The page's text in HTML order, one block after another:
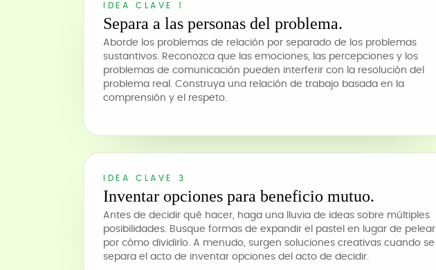
IDEA CLAVE 1
Separa a las personas del problema.
Aborde los problemas de relación por separado de los problemas
sustantivos. Reconozca que las emociones, las percepciones y los
problemas de comunicación pueden interferir con la resolución del
problema real. Construya una relación de trabajo basada en la
comprensión y el respeto.
IDEA CLAVE 3
Inventar opciones para beneficio mutuo.
Antes de decidir qué hacer, haga una lluvia de ideas sobre múltiples
posibilidades. Busque formas de expandir el pastel en lugar de pelear
por cómo dividirlo. A menudo, surgen soluciones creativas cuando se
separa el acto de inventar opciones del acto de decidir.